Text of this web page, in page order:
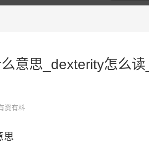
意思_dexterity怎么
资有料
思